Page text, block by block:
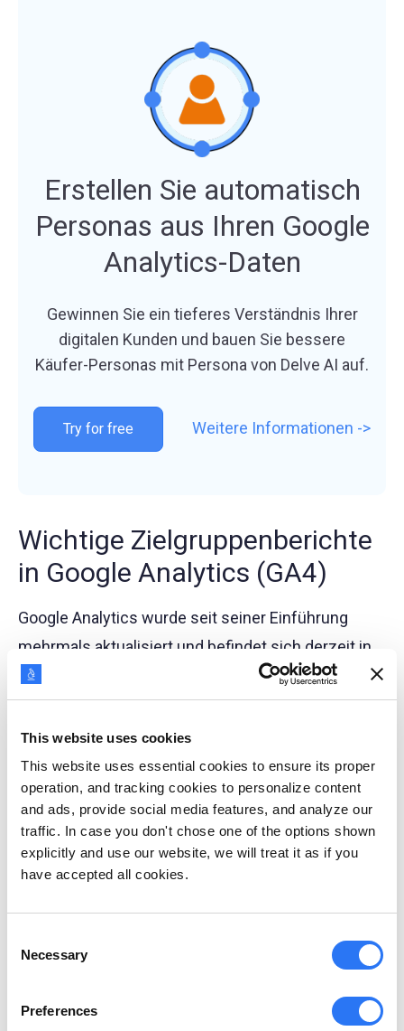
This website uses cookies
This website uses essential cookies to ensure its proper
operation, and tracking cookies to personalize content
and ads, provide social media features, and analyze our
traffic. In case you don't chose one of the options shown
explicitly and use our website, we will treat it as if you
have accepted all cookies.
Selection
Necessary
Preferences
Erstellen Sie automatisch
Personas aus Ihren Google
Analytics-Daten
Gewinnen Sie ein tieferes Verständnis Ihrer
digitalen Kunden und bauen Sie bessere
Käufer-Personas mit Persona von Delve AI auf.
Try for free Weitere Informationen ->
Wichtige Zielgruppenberichte
in Google Analytics (GA4)
Google Analytics wurde seit seiner Einführung
mehrmals aktualisiert und befindet sich derzeit in
seiner vierten Version - GA4.
Aktualisierungen mit, die Marketingexperten die
Möglichkeit geben, die Arten von Aktivitäten zu
verstehen, die Menschen auf einer bestimmten
Website oder in einer bestimmten App ausführen.
Google Analytics-Berichte eine große Bandbreite an
Engagement, Datenquellen, Kundenreisen,